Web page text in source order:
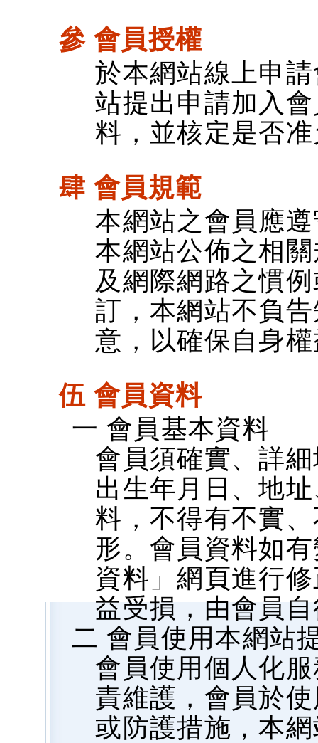
參 會員授權
於本網站線上申
站提出申請加入
料，並核定是否
肆 會員規範
本網站之會員應
本網站公佈之相
及網際網路之慣
訂，本網站不負
意，以確保自身
伍 會員資料
一 會員基本資料
會員須確實、詳
出生年月日、地
料，不得有不實
形。會員資料如
資料」網頁進行
益受損，由會員
二 會員使用本網站
會員使用個人化
責維護，會員於
或防護措施，本